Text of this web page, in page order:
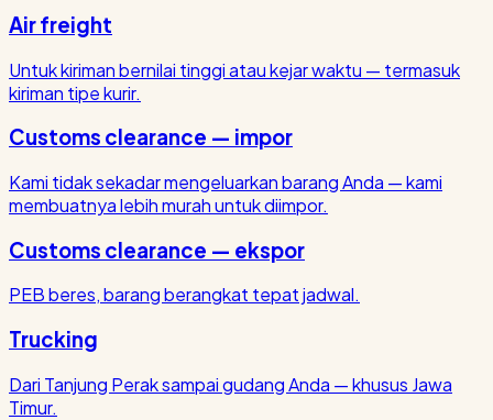
Air freight
Untuk kiriman bernilai tinggi atau kejar waktu — termasuk
kiriman tipe kurir.
Customs clearance — impor
Kami tidak sekadar mengeluarkan barang Anda — kami
membuatnya lebih murah untuk diimpor.
Customs clearance — ekspor
PEB beres, barang berangkat tepat jadwal.
Trucking
Dari Tanjung Perak sampai gudang Anda — khusus Jawa
Timur.